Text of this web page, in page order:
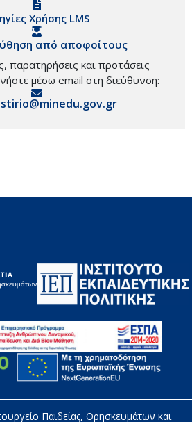
Χρήσης LMS
από αποφοίτους
παρατηρήσεις και προτάσεις
μέσω email στη διεύθυνση:
Παιδείας, Θρησκευμάτων και